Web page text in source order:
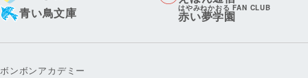
青い鳥文庫
はやみねかおる FAN CLUB
赤い夢学園
ボンボンアカデミー